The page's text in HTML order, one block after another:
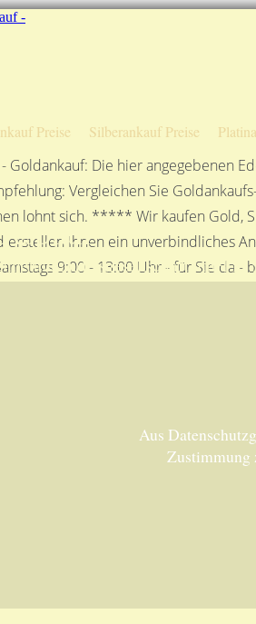
Preise Silberankauf Preise
Goldankauf: Die hier angegebenen
Vergleichen Sie
lohnt sich. ***** Wir kaufen Gold,
erstellen Ihnen ein unverbindliches
9:00 - 13:00 Uhr - für Sie
mbH in
Aus
Zustimmung